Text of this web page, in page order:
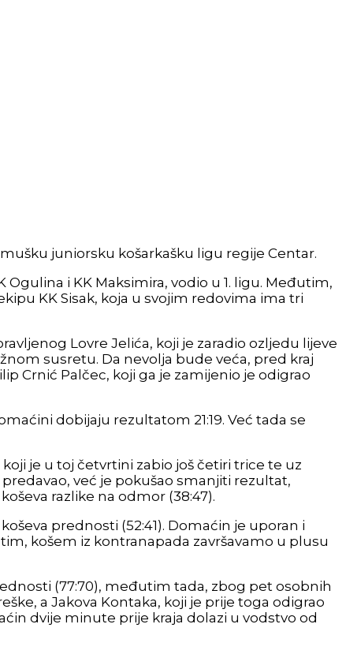
mušku juniorsku košarkašku ligu regije Centar.
i KK Maksimira, vodio u 1. ligu. Međutim,
KK Sisak, koja u svojim redovima ima tri
Lovre Jelića, koji je zaradio ozljedu lijeve
susretu. Da nevolja bude veća, pred kraj
Crnić Palčec, koji ga je zamijenio je odigrao
dobijaju rezultatom 21:19. Već tada se
je u toj četvrtini zabio još četiri trice te uz
već je pokušao smanjiti rezultat,
razlike na odmor (38:47).
prednosti (52:41). Domaćin je uporan i
košem iz kontranapada završavamo u plusu
(77:70), međutim tada, zbog pet osobnih
a Jakova Kontaka, koji je prije toga odigrao
dvije minute prije kraja dolazi u vodstvo od